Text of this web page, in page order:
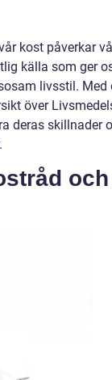
kost påverkar
källa som ger
livsstil. Med
över
deras skillnader
och